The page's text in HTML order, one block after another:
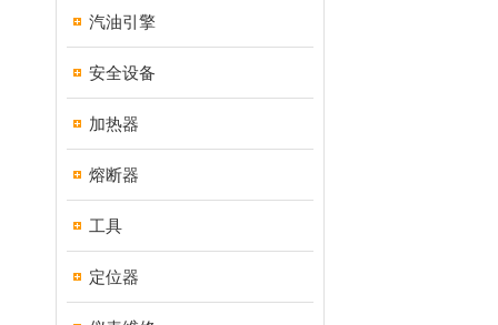
汽油引擎
安全设备
加热器
熔断器
工具
定位器